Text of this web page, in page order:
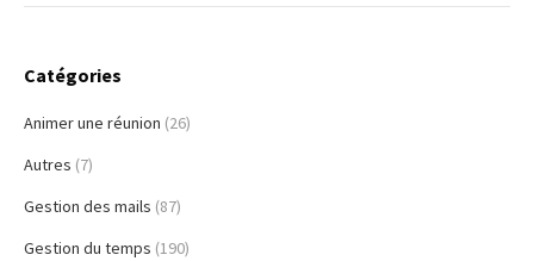
Catégories
Animer une réunion (26)
Autres (7)
Gestion des mails (87)
Gestion du temps (190)